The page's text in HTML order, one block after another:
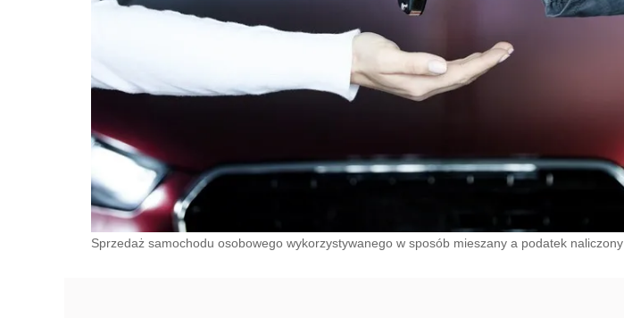
Sprzedaż samochodu osobowego wykorzystywanego w sposób mieszany a podatek naliczony